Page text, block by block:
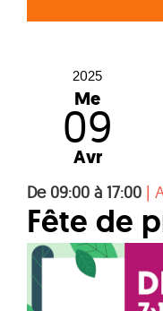
2025
Me
09
Avr
De 09:00 à 17:00 |
Fête de